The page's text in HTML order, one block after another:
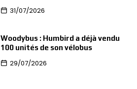
31/07/2026
Woodybus : Humbird a déjà vendu
100 unités de son vélobus
29/07/2026